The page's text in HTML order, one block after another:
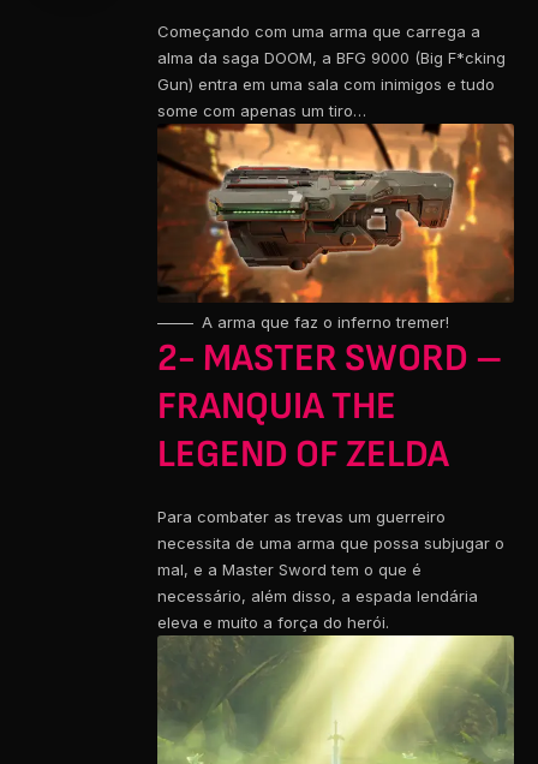
Começando com uma arma que carrega a
alma da saga DOOM, a BFG 9000 (Big F*cking
Gun) entra em uma sala com inimigos e tudo
some com apenas um tiro…
A arma que faz o inferno tremer!
2- MASTER SWORD –
FRANQUIA THE
LEGEND OF ZELDA
Para combater as trevas um guerreiro
necessita de uma arma que possa subjugar o
mal, e a Master Sword tem o que é
necessário, além disso, a espada lendária
eleva e muito a força do herói.